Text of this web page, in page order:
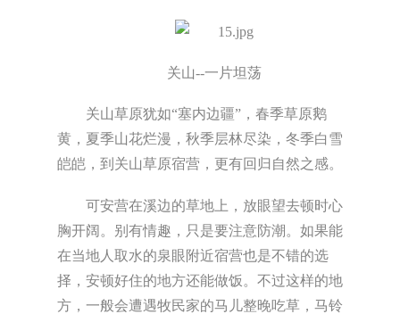
关山--一片坦荡
关山草原犹如“塞内边疆”，春季草原鹅
黄，夏季山花烂漫，秋季层林尽染，冬季白雪
皑皑，到关山草原宿营，更有回归自然之感。
可安营在溪边的草地上，放眼望去顿时心
胸开阔。别有情趣，只是要注意防潮。如果能
在当地人取水的泉眼附近宿营也是不错的选
择，安顿好住的地方还能做饭。不过这样的地
方，一般会遭遇牧民家的马儿整晚吃草，马铃